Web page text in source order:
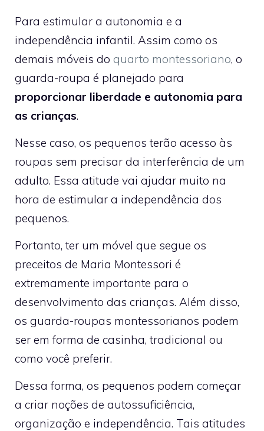
Para estimular a autonomia e a
independência infantil. Assim como os
demais móveis do quarto montessoriano, o
guarda-roupa é planejado para
proporcionar liberdade e autonomia para
as crianças.
Nesse caso, os pequenos terão acesso às
roupas sem precisar da interferência de um
adulto. Essa atitude vai ajudar muito na
hora de estimular a independência dos
pequenos.
Portanto, ter um móvel que segue os
preceitos de Maria Montessori é
extremamente importante para o
desenvolvimento das crianças. Além disso,
os guarda-roupas montessorianos podem
ser em forma de casinha, tradicional ou
como você preferir.
Dessa forma, os pequenos podem começar
a criar noções de autossuficiência,
organização e independência. Tais atitudes